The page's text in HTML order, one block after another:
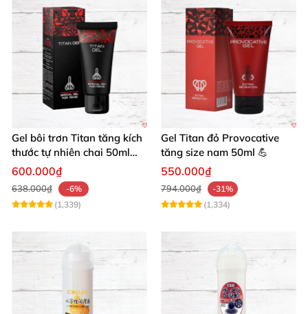
Gel bôi trơn Titan tăng kích
thước tự nhiên chai 50ml
siêu mạnh
600.000₫
638.000₫
-6%
(1,339)
Gel Titan đỏ Provocative
tăng size nam 50ml 💪
550.000₫
794.000₫
-31%
(1,334)